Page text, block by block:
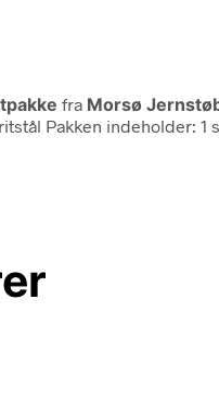
fra Morsø
Pakken indeholder: 1